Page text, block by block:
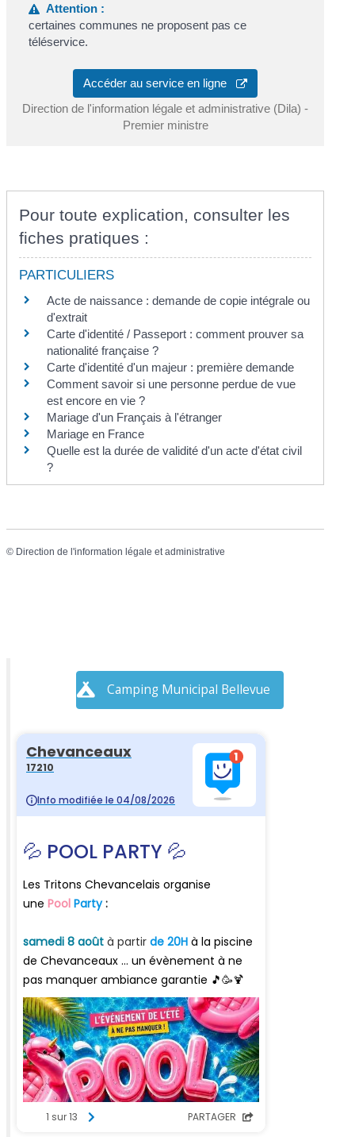
Attention :
certaines communes ne proposent pas ce
téléservice.
Accéder au service en ligne
Direction de l'information légale et administrative (Dila) -
Premier ministre
Pour toute explication, consulter les
fiches pratiques :
PARTICULIERS
Acte de naissance : demande de copie intégrale ou
d'extrait
Carte d'identité / Passeport : comment prouver sa
nationalité française ?
Carte d'identité d'un majeur : première demande
Comment savoir si une personne perdue de vue
est encore en vie ?
Mariage d'un Français à l'étranger
Mariage en France
Quelle est la durée de validité d'un acte d'état civil
?
© Direction de l'information légale et administrative
Camping Municipal Bellevue